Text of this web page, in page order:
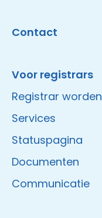
Contact
Voor registrars
Registrar worden
Services
Statuspagina
Documenten
Communicatie